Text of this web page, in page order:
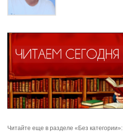
Читайте еще в разделе «Без категории»: